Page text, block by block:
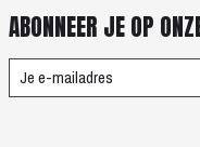
ABONNEER JE OP